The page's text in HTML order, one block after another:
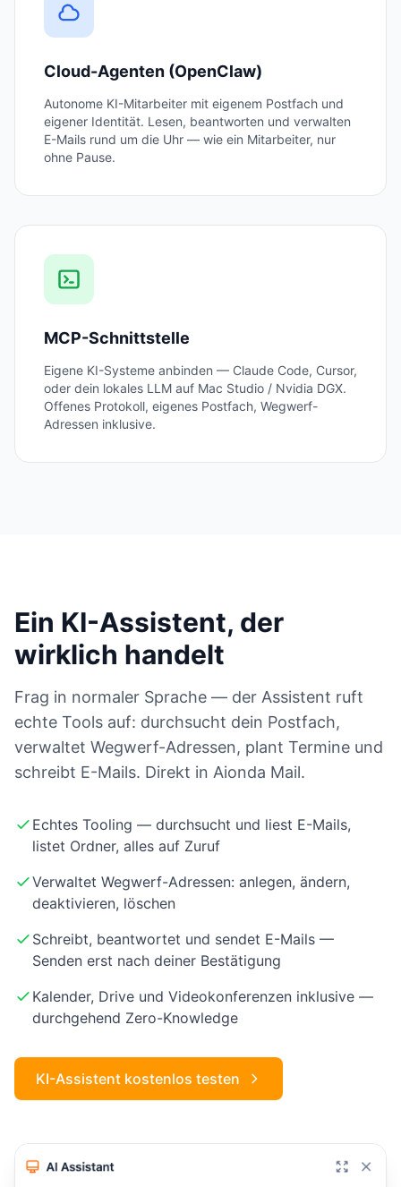
Cloud-Agenten (OpenClaw)
Autonome KI-Mitarbeiter mit eigenem Postfach und
eigener Identität. Lesen, beantworten und verwalten
E-Mails rund um die Uhr — wie ein Mitarbeiter, nur
ohne Pause.
MCP-Schnittstelle
Eigene KI-Systeme anbinden — Claude Code, Cursor,
oder dein lokales LLM auf Mac Studio / Nvidia DGX.
Offenes Protokoll, eigenes Postfach, Wegwerf-
Adressen inklusive.
Ein KI-Assistent, der
wirklich handelt
Frag in normaler Sprache — der Assistent ruft
echte Tools auf: durchsucht dein Postfach,
verwaltet Wegwerf-Adressen, plant Termine und
schreibt E-Mails. Direkt in Aionda Mail.
Echtes Tooling — durchsucht und liest E-Mails,
listet Ordner, alles auf Zuruf
Verwaltet Wegwerf-Adressen: anlegen, ändern,
deaktivieren, löschen
Schreibt, beantwortet und sendet E-Mails —
Senden erst nach deiner Bestätigung
Kalender, Drive und Videokonferenzen inklusive —
durchgehend Zero-Knowledge
KI-Assistent kostenlos testen